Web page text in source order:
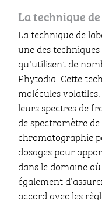
La technique
La technique de
une des
qu'utilisent de
Phytodia. Cette
molécules
leurs spectres de
de spectromètre
chromatographie
dosages pour
dans le domaine
également
accord avec les